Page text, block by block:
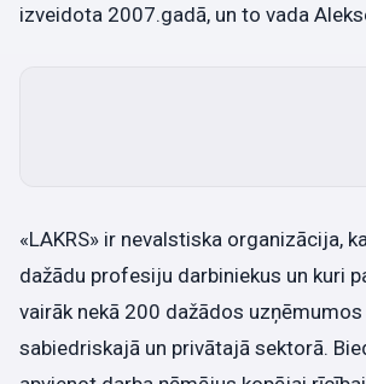
izveidota 2007.gadā, un to vada
«LAKRS» ir nevalstiska organizācija,
dažādu profesiju darbiniekus un kuri
vairāk nekā 200 dažādos
sabiedriskajā un privātajā sektorā.